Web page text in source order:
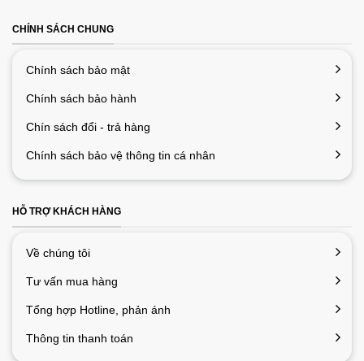
CHÍNH SÁCH CHUNG
Chính sách bảo mật
Chính sách bảo hành
Chín sách đổi - trả hàng
Chính sách bảo vệ thông tin cá nhân
HỖ TRỢ KHÁCH HÀNG
Về chúng tôi
Tư vấn mua hàng
Tổng hợp Hotline, phản ánh
Thông tin thanh toán